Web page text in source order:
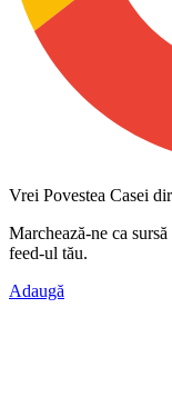
Vrei Povestea Casei
Marchează-ne ca sursă
feed-ul tău.
Adaugă